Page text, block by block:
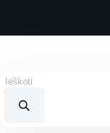
Products